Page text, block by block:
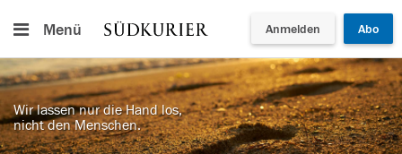
Menü Anmelden Abo
Wir lassen nur die Hand los,
nicht den Menschen.